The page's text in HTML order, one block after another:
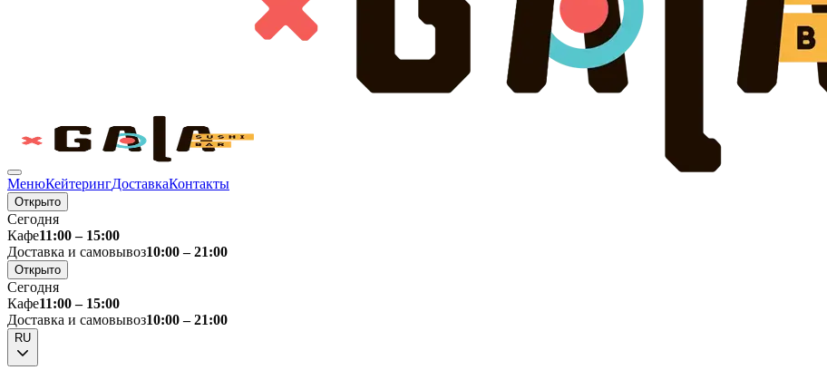
МенюКейтерингДоставкаКонтакты
Открыто
Сегодня
Кафе11:00 – 15:00
Доставка и самовывоз10:00 – 21:00
Открыто
Сегодня
Кафе11:00 – 15:00
Доставка и самовывоз10:00 – 21:00
RU